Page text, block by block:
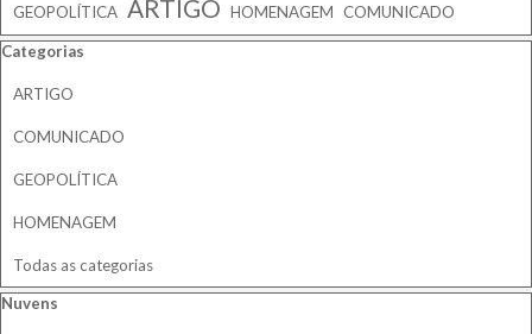
GEOPOLÍTICA ARTIGO HOMENAGEM COMUNICADO
Pular bloco Categorias
Categorias
ARTIGO
COMUNICADO
GEOPOLÍTICA
HOMENAGEM
Todas as categorias
Pular bloco Nuvens
Nuvens